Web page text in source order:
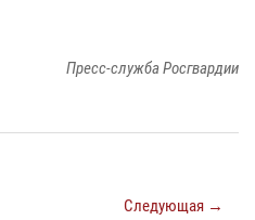
Пресс-служба Росгвардии
Следующая →